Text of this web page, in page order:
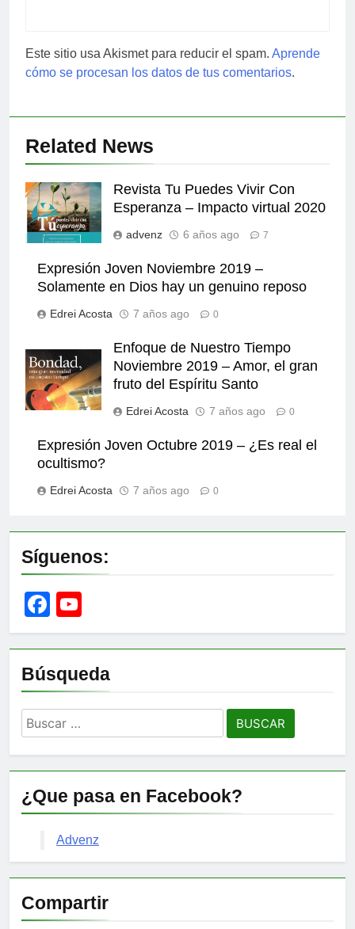
Este sitio usa Akismet para reducir el spam. Aprende
cómo se procesan los datos de tus comentarios.
Related News
Revista Tu Puedes Vivir Con
Esperanza – Impacto virtual 2020
advenz 6 años ago 7
Expresión Joven Noviembre 2019 –
Solamente en Dios hay un genuino reposo
Edrei Acosta 7 años ago 0
Enfoque de Nuestro Tiempo
Noviembre 2019 – Amor, el gran
fruto del Espíritu Santo
Edrei Acosta 7 años ago 0
Expresión Joven Octubre 2019 – ¿Es real el
ocultismo?
Edrei Acosta 7 años ago 0
Síguenos:
Facebook
Channel
Búsqueda
Buscar:
¿Que pasa en Facebook?
Advenz
Compartir